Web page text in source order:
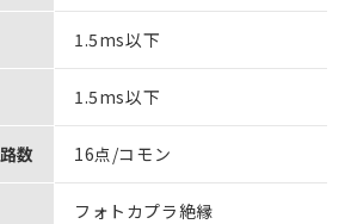
1.5ms以下
1.5ms以下
数 16点/コモン
フォトカプラ絶縁